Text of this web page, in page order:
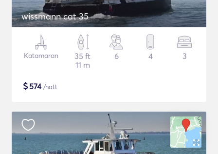
wissmann cat 35
Katamaran
35 ft
11 m
6 4 3
$574/natt